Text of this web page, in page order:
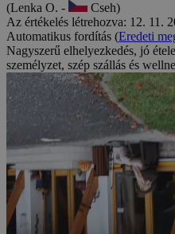
(Lenka O. -
Cseh)
Az értékelés létrehozva: 12. 11.
Automatikus fordítás (Eredeti
Nagyszerű elhelyezkedés, jó
személyzet, szép szállás és